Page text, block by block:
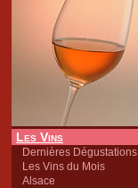
Les Vins
Dernières Dégustations
Les Vins du Mois
Alsace